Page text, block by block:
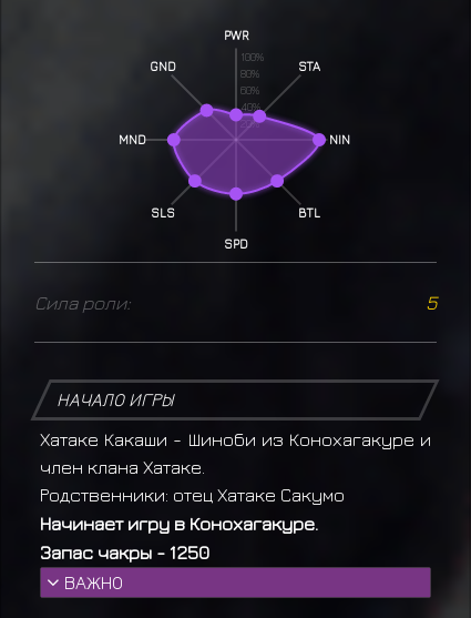
100%
80%
60%
40%
20%
PWR
STA
NIN
BTL
SPD
SLS
MND
GND
Сила роли: 5
НАЧАЛО ИГРЫ
Хатаке Какаши - Шиноби из Конохагакуре и
член клана Хатаке.
Родственники: отец Хатаке Сакумо
Начинает игру в Конохагакуре.
Запас чакры - 1250
ВАЖНО